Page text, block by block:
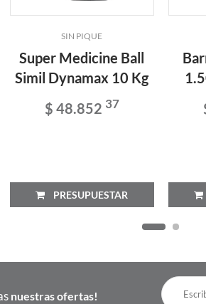
SIN PIQUE
Super Medicine Ball
Simil Dynamax 10 Kg
$ 48.852 37
PRESUPUESTAR
nuestras ofertas!